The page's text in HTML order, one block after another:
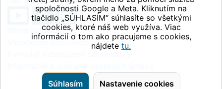
Whistleblowing
Všeobecné obchodné podmienky
spoločnosti Google a Meta. Kliknutím na
tlačidlo „SÚHLASÍM“ súhlasíte so všetkými
cookies, ktoré náš web využíva. Viac
informácií o tom ako pracujeme s cookies,
nájdete tu.
Súhlasím Nastavenie cookies